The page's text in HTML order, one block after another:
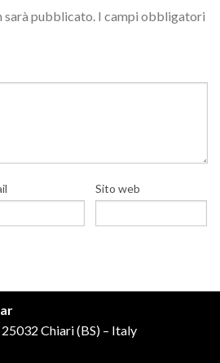
sarà pubblicato. I campi obbligatori
Sito web
Chiari (BS) – Italy